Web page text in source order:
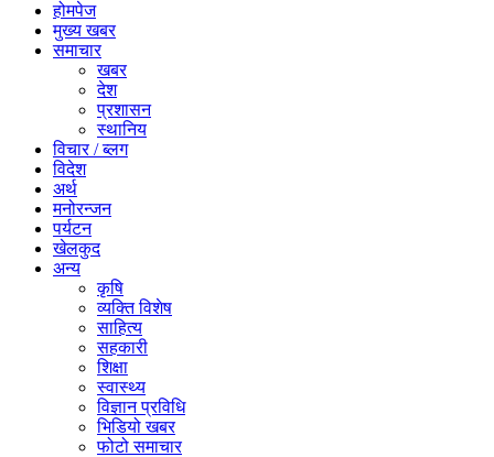
होमपेज
मुख्य खबर
समाचार
खबर
देश
प्रशासन
स्थानिय
विचार / ब्लग
विदेश
अर्थ
मनोरन्जन
पर्यटन
खेलकुद
अन्य
कृषि
व्यक्ति विशेष
साहित्य
सहकारी
शिक्षा
स्वास्थ्य
विज्ञान प्रविधि
भिडियो खबर
फोटो समाचार